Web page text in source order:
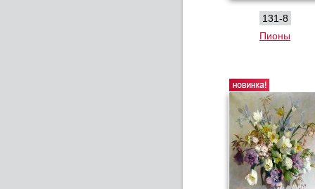
131-8
Пионы